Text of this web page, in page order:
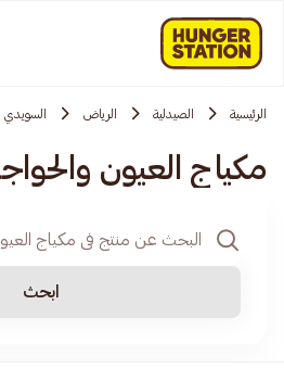
الرئيسية الصيدلية الرياض السويدي
مكياج العيون
ابحث